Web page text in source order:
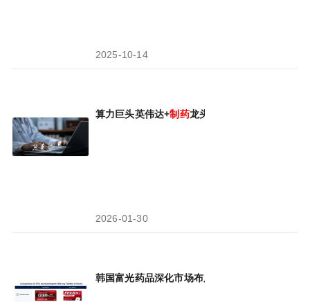
2025-10-14
算力巨头英伟达+制药龙头礼来联手——AI
2026-01-30
韩国富光药品深化市场布局 携手新新